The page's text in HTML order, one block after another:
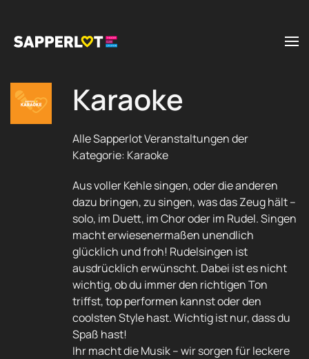
Zum Hauptinhalt springen
Karaoke
Alle Sapperlot Veranstaltungen der
Kategorie: Karaoke
Aus voller Kehle singen, oder die anderen
dazu bringen, zu singen, was das Zeug hält –
solo, im Duett, im Chor oder im Rudel. Singen
macht erwiesenermaßen unendlich
glücklich und froh! Rudelsingen ist
ausdrücklich erwünscht. Dabei ist es nicht
wichtig, ob du immer den richtigen Ton
triffst, top performen kannst oder den
coolsten Style hast. Wichtig ist nur, dass du
Spaß hast!
Ihr macht die Musik – wir sorgen für leckere